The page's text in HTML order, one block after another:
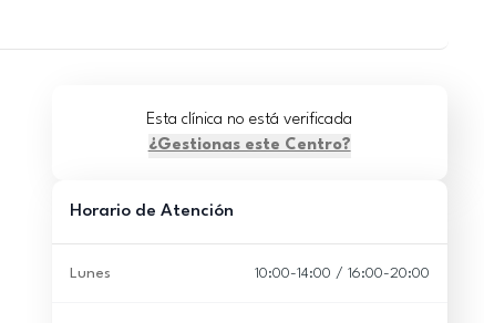
Esta clínica no está verificada
¿Gestionas este Centro?
Horario de Atención
Lunes 10:00-14:00 / 16:00-20:00